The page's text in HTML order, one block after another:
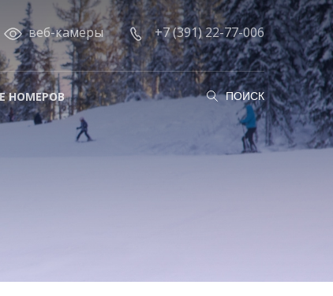
веб-камеры +7 (391) 22-77-006
НОМЕРОВ ПОИСК